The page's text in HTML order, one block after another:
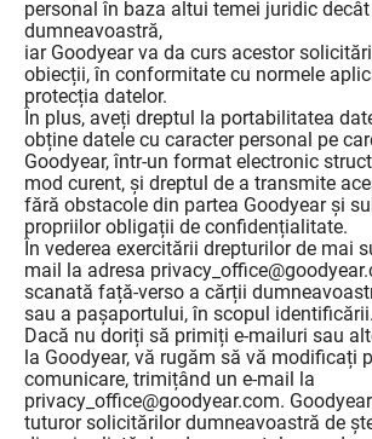
personal în baza altui temei juridic
dumneavoastră,
iar Goodyear va da curs acestor
obiecții, în conformitate cu normele
protecția datelor.
În plus, aveți dreptul la portabilitatea
obține datele cu caracter personal pe
Goodyear, într-un format electronic
mod curent, și dreptul de a transmite
fără obstacole din partea Goodyear și
propriilor obligații de confidențialitate.
În vederea exercitării drepturilor de mai
mail la adresa
scanată față-verso a cărții
sau a pașaportului, în scopul identificării.
Dacă nu doriți să primiți e-mailuri sau
la Goodyear, vă rugăm să vă modificați
comunicare, trimițând un e-mail la
privacy_office@goodyear.com.
tuturor solicitărilor dumneavoastră de